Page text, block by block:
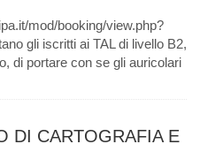
mod/booking/view.php?
gli iscritti ai TAL di livello B2,
di portare con se gli auricolari
DI CARTOGRAFIA E